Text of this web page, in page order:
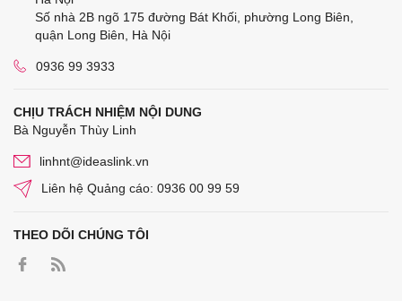
Số nhà 2B ngõ 175 đường Bát Khối, phường Long Biên,
quận Long Biên, Hà Nội
0936 99 3933
CHỊU TRÁCH NHIỆM NỘI DUNG
Bà Nguyễn Thùy Linh
linhnt@ideaslink.vn
Liên hệ Quảng cáo: 0936 00 99 59
THEO DÕI CHÚNG TÔI